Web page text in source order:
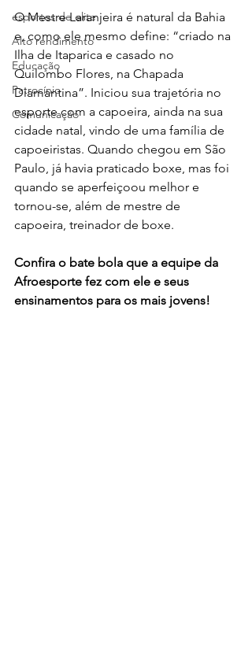
esportes de elite
Alto rendimento
Educação
Patrocínio
Comunicação
O Mestre Laranjeira é natural da Bahia
e, como ele mesmo define: “criado na
Ilha de Itaparica e casado no
Quilombo Flores, na Chapada
Diamantina”. Iniciou sua trajetória no
esporte com a capoeira, ainda na sua
cidade natal, vindo de uma família de
capoeiristas. Quando chegou em São
Paulo, já havia praticado boxe, mas foi
quando se aperfeiçoou melhor e
tornou-se, além de mestre de
capoeira, treinador de boxe.
Confira o bate bola que a equipe da
Afroesporte fez com ele e seus
ensinamentos para os mais jovens!